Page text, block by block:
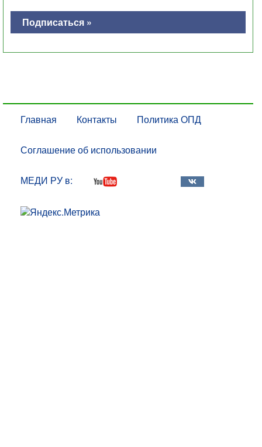
Подписаться »
Главная Контакты Политика ОПД
Соглашение об использовании
МЕДИ РУ в: